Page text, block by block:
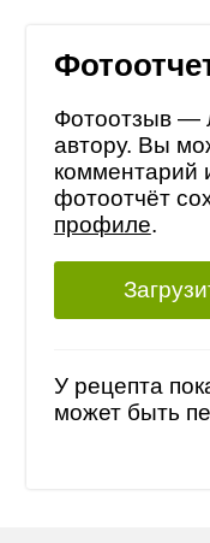
Фотоотзыв —
автору. Вы
комментарий
фотоотчёт
профиле.
У рецепта
может быть